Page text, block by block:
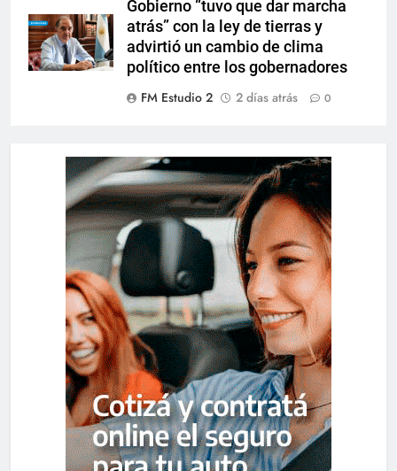
Gobierno “tuvo que dar marcha
atrás” con la ley de tierras y
advirtió un cambio de clima
político entre los gobernadores
FM Estudio 2
2 días atrás 0